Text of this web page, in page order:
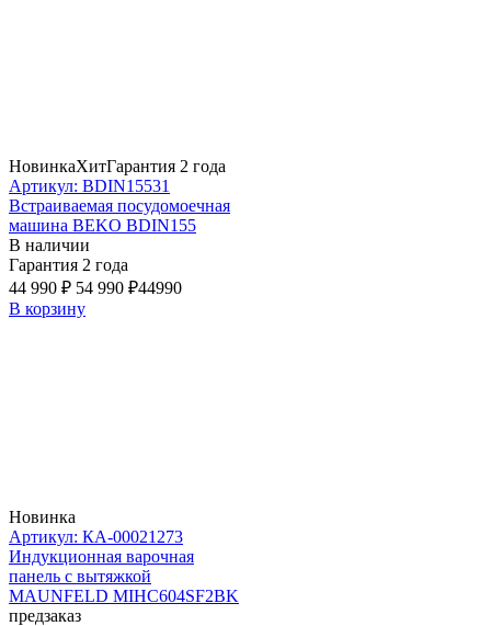
НовинкаХитГарантия 2 года
Артикул: BDIN15531
Встраиваемая посудомоечная
машина BEKO BDIN155
В наличии
Гарантия 2 года
44 990 ₽ 54 990 ₽44990
В корзину
Новинка
Артикул: КА-00021273
Индукционная варочная
панель с вытяжкой
MAUNFELD MIHC604SF2BK
предзаказ